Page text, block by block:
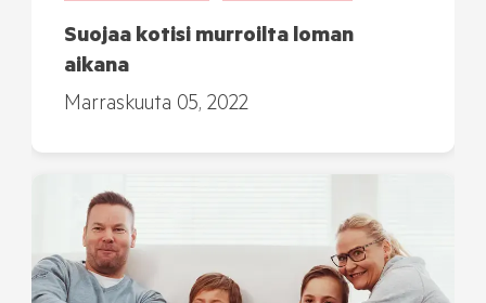
Suojaa kotisi murroilta loman
aikana
Marraskuuta 05, 2022